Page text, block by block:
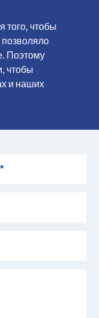
того, чтобы
Поэтому
чтобы
и наших